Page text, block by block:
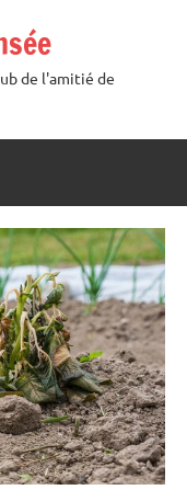
de l'amitié de